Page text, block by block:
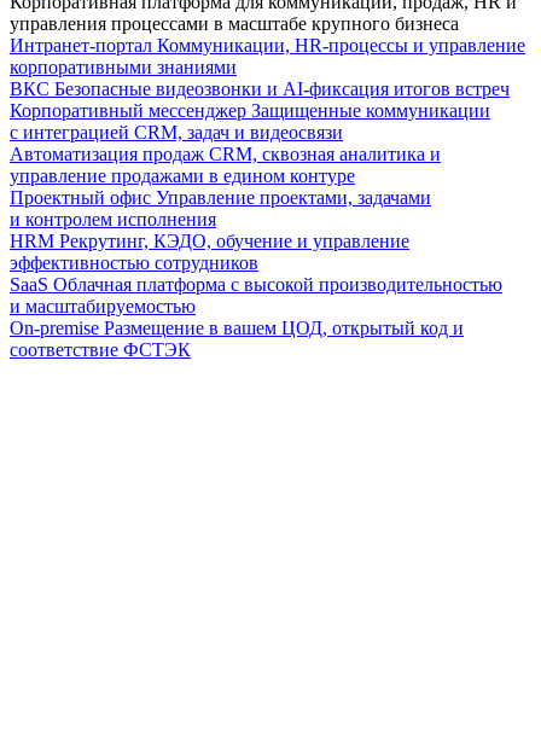
управления процессами в масштабе крупного бизнеса
Интранет-портал Коммуникации, HR-процессы и управление
корпоративными знаниями
ВКС Безопасные видеозвонки и AI-фиксация итогов встреч
Корпоративный мессенджер Защищенные коммуникации
с интеграцией CRM, задач и видеосвязи
Автоматизация продаж CRM, сквозная аналитика и
управление продажами в едином контуре
Проектный офис Управление проектами, задачами
и контролем исполнения
HRM Рекрутинг, КЭДО, обучение и управление
эффективностью сотрудников
SaaS Облачная платформа с высокой производительностью
и масштабируемостью
On-premise Размещение в вашем ЦОД, открытый код и
соответствие ФСТЭК